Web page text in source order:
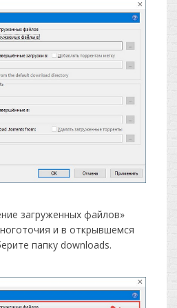
загруженных файлов»
и в открывшемся
папку downloads.